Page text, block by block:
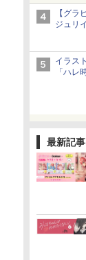
【グラ
ジュリ
イラス
「ハ
最新記事